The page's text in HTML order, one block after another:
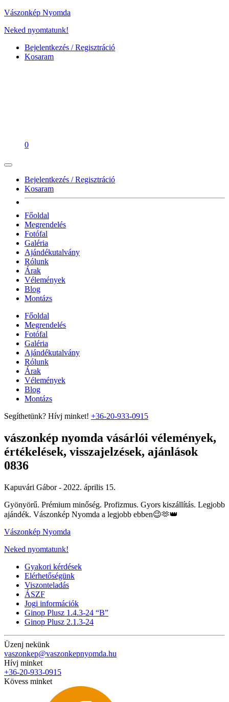
Vászonkép Nyomda
Neked nyomtatunk!
Bejelentkezés / Regisztráció
Kosaram
0
Bejelentkezés / Regisztráció
Kosaram
Főoldal
Megrendelés
Fotófal
Galéria
Ajándékutalvány
Rólunk
Árak
Vélemények
Blog
Montázs
Főoldal
Megrendelés
Fotófal
Galéria
Ajándékutalvány
Rólunk
Árak
Vélemények
Blog
Montázs
Segíthetünk? Hívj minket! +36-20-933-0915
vászonkép nyomda vásárlói vélemények,
értékelések, visszajelzések, ajánlások
0836
Kapuvári Gábor - 2022. április 15.
Gyönyörű. Prémium minőség. Profizmus. Gyors kiszállítás. Legjobb
ajándék. Vászonkép Nyomda a legjobb ebben😉🫶👑
Vászonkép Nyomda
Neked nyomtatunk!
Gyakori kérdések
Elérhetőségünk
Viszonteladás
ÁSZF
Jogi információk
Ginop Plusz 1.4.3-24 “B”
Ginop Plusz 2.1.3-24
Üzenj nekünk
vaszonkep@vaszonkepnyomda.hu
Hívj minket
+36-20-933-0915
Kövess minket